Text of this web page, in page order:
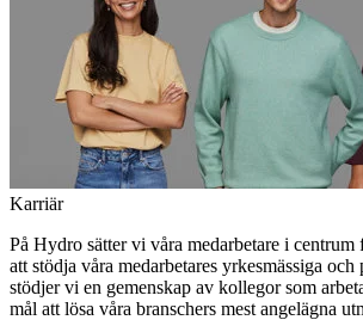
Karriär
På Hydro sätter vi våra medarbetare i
att stödja våra medarbetares yrkesmässiga
stödjer vi en gemenskap av kollegor som
mål att lösa våra branschers mest angelägna